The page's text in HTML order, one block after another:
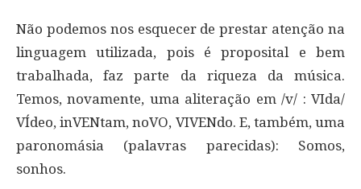
Não podemos nos esquecer de prestar atenção na
linguagem utilizada, pois é proposital e bem
trabalhada, faz parte da riqueza da música.
Temos, novamente, uma aliteração em /v/ : VIda/
VÍdeo, inVENtam, noVO, VIVENdo. E, também, uma
paronomásia (palavras parecidas): Somos,
sonhos.